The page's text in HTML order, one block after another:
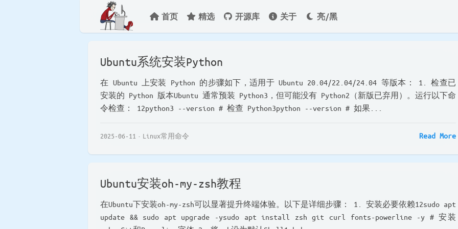
首页 精选 开源库 关于 亮/黑
Ubuntu系统安装Python
在 Ubuntu 上安装 Python 的步骤如下，适用于 Ubuntu 20.04/22.04/24.04 等版本： 1. 检查已
安装的 Python 版本Ubuntu 通常预装 Python3，但可能没有 Python2（新版已弃用）。运行以下命
令检查： 12python3 --version # 检查 Python3python --version # 如果...
2025-06-11 Linux常用命令 Read More
Ubuntu安装oh-my-zsh教程
在Ubuntu下安装oh-my-zsh可以显著提升终端体验。以下是详细步骤： 1. 安装必要依赖12sudo apt
update && sudo apt upgrade -ysudo apt install zsh git curl fonts-powerline -y # 安装